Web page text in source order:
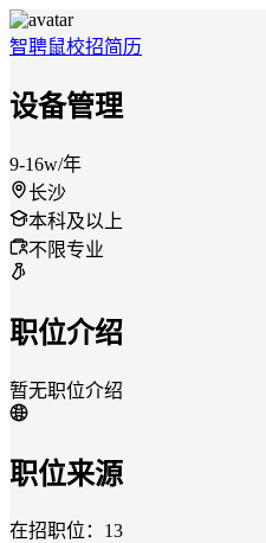
智聘鼠校招简历
设备管理
9-16w/年
长沙
本科及以上
不限专业
职位介绍
暂无职位介绍
职位来源
在招职位：13